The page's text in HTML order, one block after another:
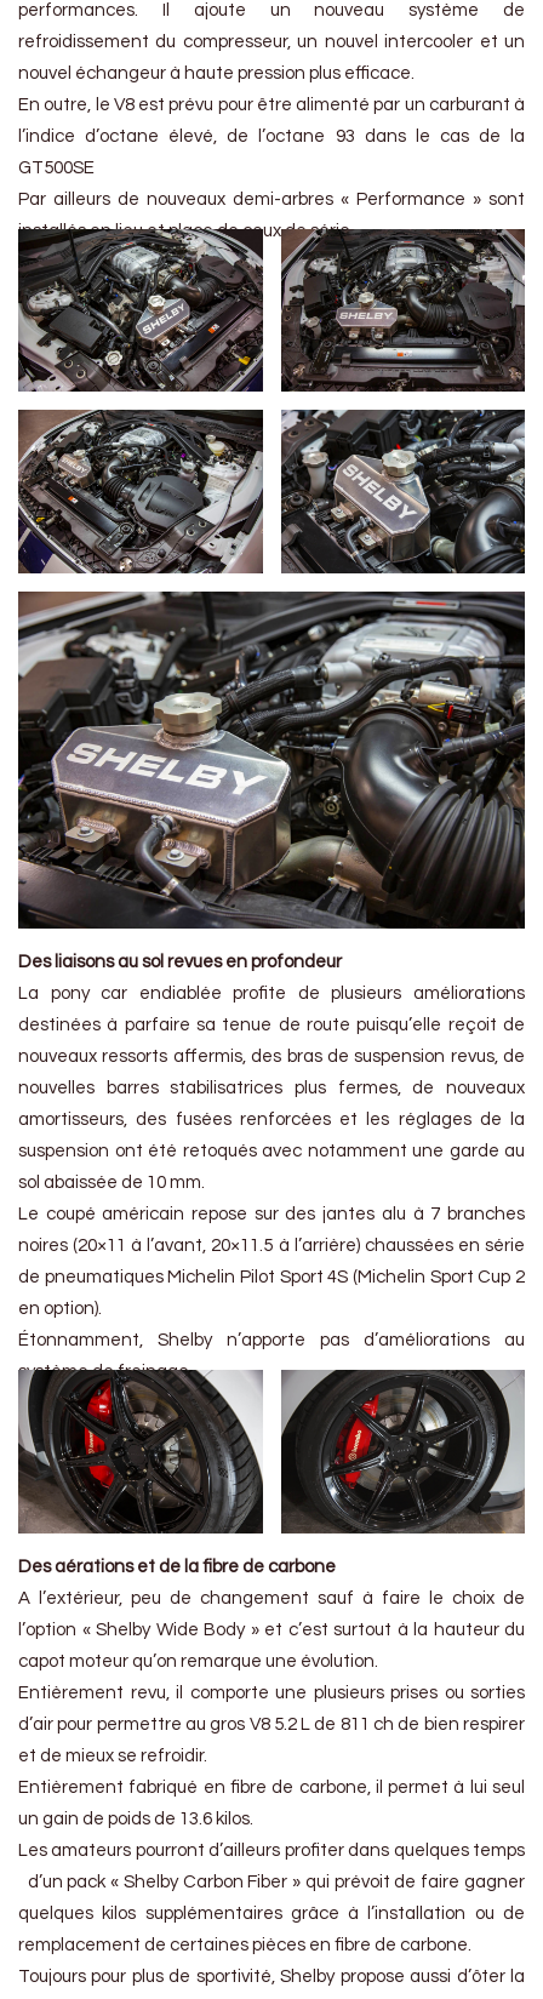
performances. Il ajoute un nouveau système de
refroidissement du compresseur, un nouvel intercooler et un
nouvel échangeur à haute pression plus efficace.
En outre, le V8 est prévu pour être alimenté par un carburant à
l’indice d’octane élevé, de l’octane 93 dans le cas de la
GT500SE
Par ailleurs de nouveaux demi-arbres « Performance » sont
installés en lieu et place de ceux de série.
Des liaisons au sol revues en profondeur
La pony car endiablée profite de plusieurs améliorations
destinées à parfaire sa tenue de route puisqu’elle reçoit de
nouveaux ressorts affermis, des bras de suspension revus, de
nouvelles barres stabilisatrices plus fermes, de nouveaux
amortisseurs, des fusées renforcées et les réglages de la
suspension ont été retoqués avec notamment une garde au
sol abaissée de 10 mm.
Le coupé américain repose sur des jantes alu à 7 branches
noires (20×11 à l’avant, 20×11.5 à l’arrière) chaussées en série
de pneumatiques Michelin Pilot Sport 4S (Michelin Sport Cup 2
en option).
Étonnamment, Shelby n’apporte pas d’améliorations au
système de freinage.
Des aérations et de la fibre de carbone
A l’extérieur, peu de changement sauf à faire le choix de
l’option « Shelby Wide Body » et c’est surtout à la hauteur du
capot moteur qu’on remarque une évolution.
Entièrement revu, il comporte une plusieurs prises ou sorties
d’air pour permettre au gros V8 5.2 L de 811 ch de bien respirer
et de mieux se refroidir.
Entièrement fabriqué en fibre de carbone, il permet à lui seul
un gain de poids de 13.6 kilos.
Les amateurs pourront d’ailleurs profiter dans quelques temps
d’un pack « Shelby Carbon Fiber » qui prévoit de faire gagner
quelques kilos supplémentaires grâce à l’installation ou de
remplacement de certaines pièces en fibre de carbone.
Toujours pour plus de sportivité, Shelby propose aussi d’ôter la